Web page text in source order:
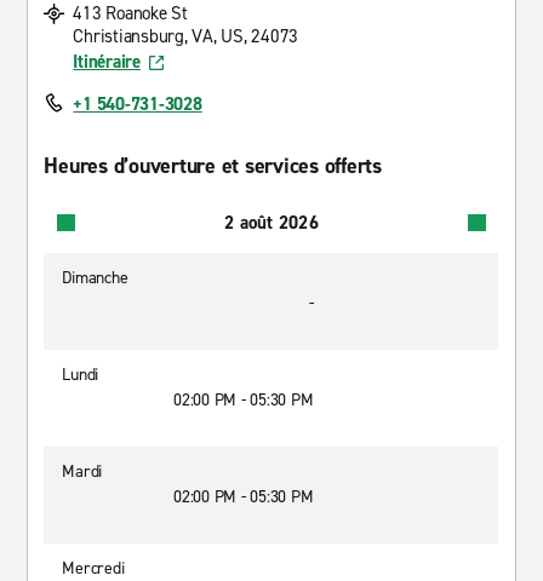
413 Roanoke St
Christiansburg, VA, US, 24073
Itinéraire
+1 540-731-3028
Heures d’ouverture et services offerts
2 août 2026
Dimanche
-
Lundi
02:00 PM - 05:30 PM
Mardi
02:00 PM - 05:30 PM
Mercredi